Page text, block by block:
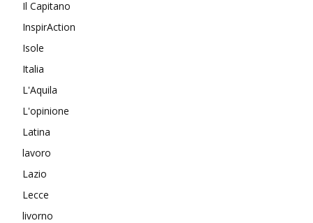
Il Capitano
InspirAction
Isole
Italia
L'Aquila
L'opinione
Latina
lavoro
Lazio
Lecce
livorno